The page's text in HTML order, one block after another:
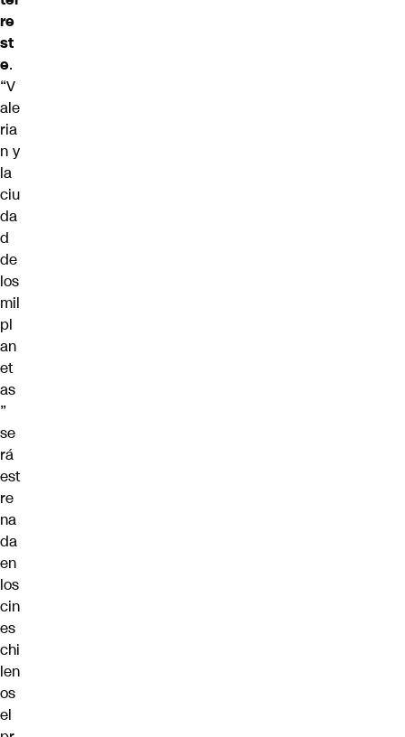
re
st
e.
“V
ale
ria
n y
la
ciu
da
d
de
los
mil
pl
an
et
as
”
se
rá
est
re
na
da
en
los
cin
es
chi
len
os
el